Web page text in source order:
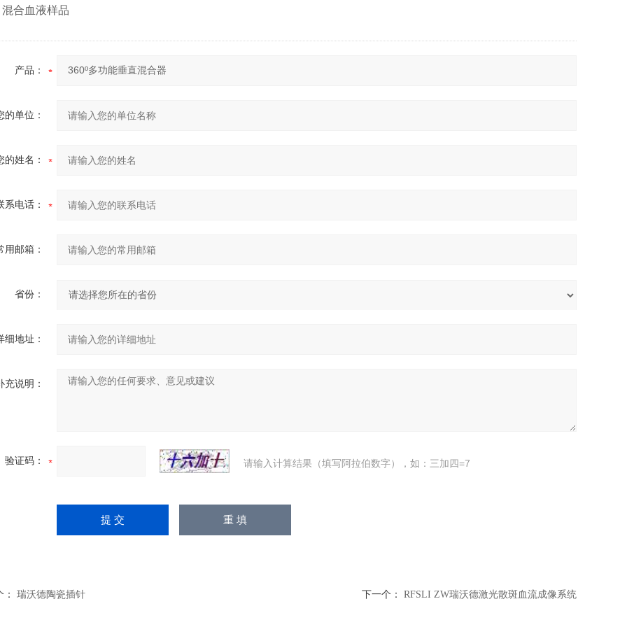
合血液样品
产品：
的单位：
的姓名：
系电话：
用邮箱：
省份：
细地址：
充说明：
验证码： 请输入计算结果（填写阿拉伯数字），如：三加四=7
瑞沃德陶瓷插针 下一个： RFSLI ZW瑞沃德激光散斑血流成像系统